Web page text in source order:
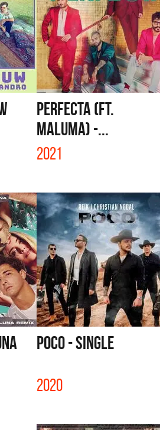
PERFECTA (FT.
MALUMA) -...
2021
POCO - SINGLE
2020